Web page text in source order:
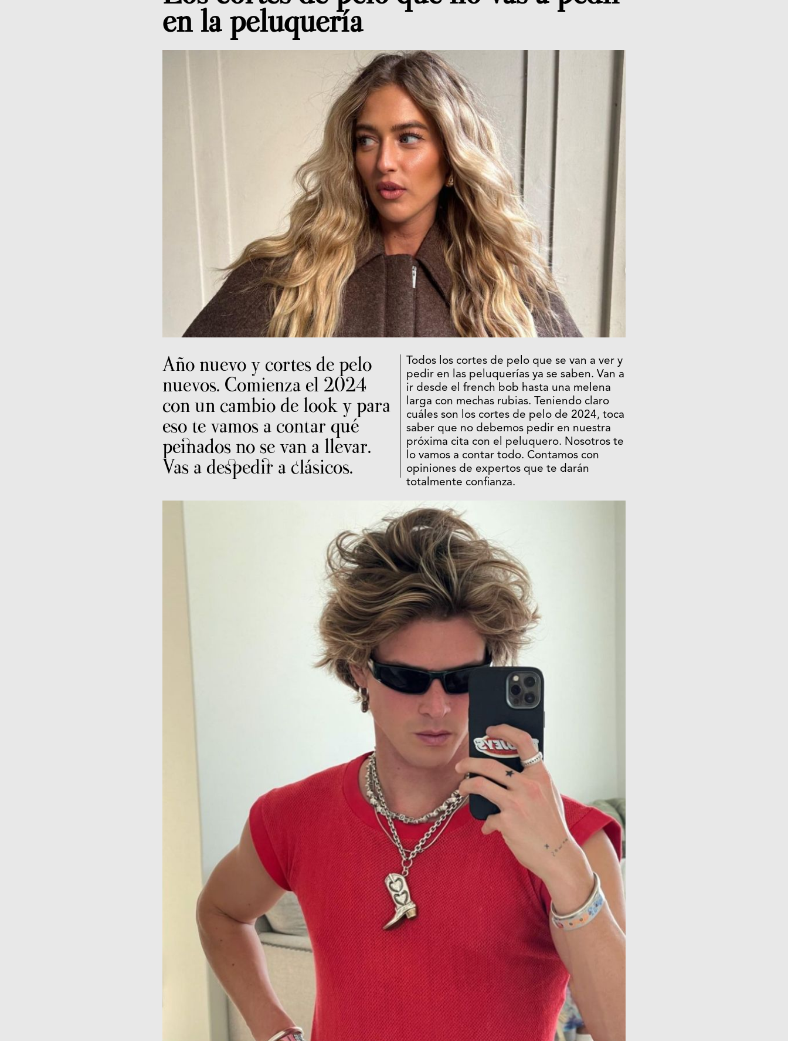
en la peluquería
Año nuevo y cortes de pelo
nuevos. Comienza el 2024
con un cambio de look y para
eso te vamos a contar qué
peinados no se van a llevar.
Vas a despedir a clásicos.
Todos los cortes de pelo que se van a ver y
pedir en las peluquerías ya se saben. Van a
ir desde el french bob hasta una melena
larga con mechas rubias. Teniendo claro
cuáles son los cortes de pelo de 2024, toca
saber que no debemos pedir en nuestra
próxima cita con el peluquero. Nosotros te
lo vamos a contar todo. Contamos con
opiniones de expertos que te darán
totalmente confianza.